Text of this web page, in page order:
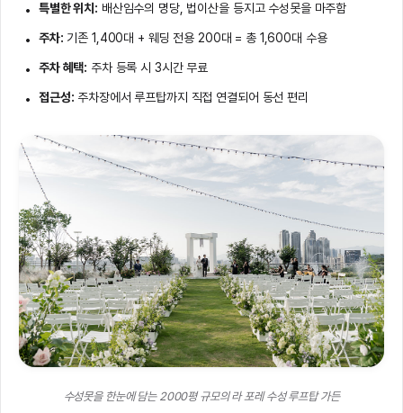
특별한 위치: 배산임수의 명당, 법이산을 등지고 수성못을 마주함
주차: 기존 1,400대 + 웨딩 전용 200대 = 총 1,600대 수용
주차 혜택: 주차 등록 시 3시간 무료
접근성: 주차장에서 루프탑까지 직접 연결되어 동선 편리
수성못을 한눈에 담는 2000평 규모의 라 포레 수성 루프탑 가든